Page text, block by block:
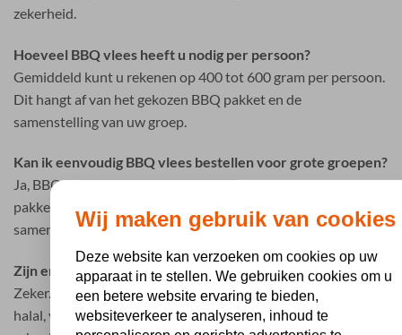
zekerheid.
Hoeveel BBQ vlees heeft u nodig per persoon?
Gemiddeld kunt u rekenen op 400 tot 600 gram per persoon.
Dit hangt af van het gekozen BBQ pakket en de
samenstelling van uw groep.
Kan ik eenvoudig BBQ vlees bestellen voor grote groepen?
Ja, BBQ Holland is gespecialiseerd in complete BBQ
pakketten voor groepen. Hierdoor hoeft u niet alles los
samen te stellen.
Zijn er ook opties voor dieetwensen?
Zeker. Er zijn verschillende mogelijkheden beschikbaar zoals
halal, vegetarisch en glutenvrij. Zo houdt u eenvoudig
Wij maken gebruik van cookies
Deze website kan verzoeken om cookies op uw
apparaat in te stellen. We gebruiken cookies om u
een betere website ervaring te bieden,
websiteverkeer te analyseren, inhoud te